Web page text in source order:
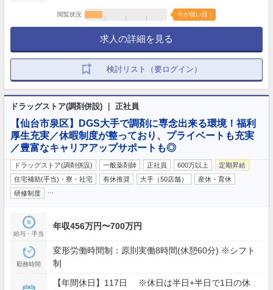
閲覧状況 今が狙い目！
求人の詳細を見る
検討リスト（要ログイン）
ドラッグストア(調剤併設) ｜ 正社員
【仙台市泉区】DGS大手で調剤に専念出来る環境！福利
厚生充実／休暇制度が整っており、プライベートも充実
／豊富なキャリアアップサポートも◎
ドラッグストア(調剤併設) 一般薬剤師 正社員 600万以上
定期昇給
住宅補助(手当)・寮・社宅
有休推奨 大手（50店舗）
産休・育休
研修制度
給与・手当
年収456万円〜700万円
勤務時間
変形労働時間制：原則実働8時間(休憩60分) ※シフト
制
【年間休日】117日 ※休日は半日+半日で1日の休